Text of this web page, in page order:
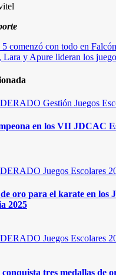
comenzó con todo en Falcón
y Apure lideran los
Gestión Juegos
en los VII JDCAC
Juegos Escolares
oro para el karate en los
2025
Juegos Escolares
tres medallas de